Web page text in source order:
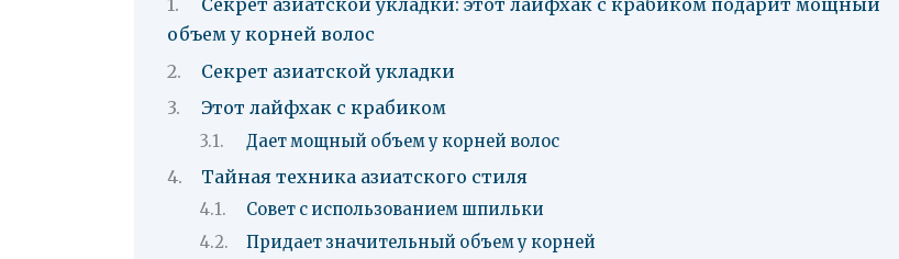
Секрет азиатской укладки: этот лайфхак с крабиком подарит мощный
объем у корней волос
Секрет азиатской укладки
Этот лайфхак с крабиком
Дает мощный объем у корней волос
Тайная техника азиатского стиля
Совет с использованием шпильки
Придает значительный объем у корней